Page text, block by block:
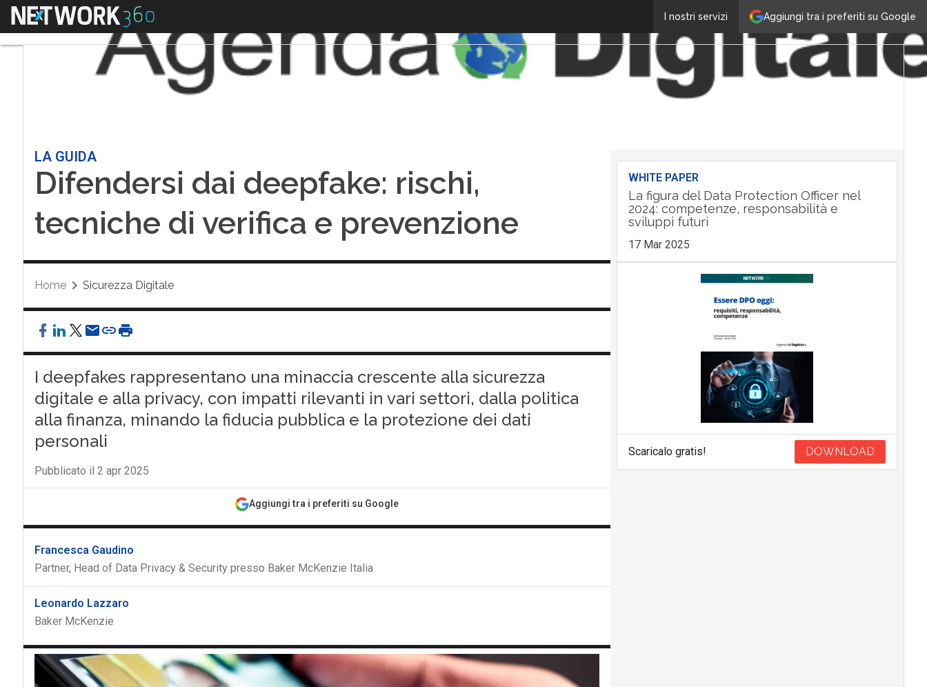
Aggiungi tra i preferiti su Google
I nostri servizi
Menu
LA GUIDA
Difendersi dai deepfake: rischi,
tecniche di verifica e prevenzione
Home Sicurezza Digitale
I deepfakes rappresentano una minaccia crescente alla sicurezza
digitale e alla privacy, con impatti rilevanti in vari settori, dalla politica
alla finanza, minando la fiducia pubblica e la protezione dei dati
personali
Pubblicato il 2 apr 2025
Aggiungi tra i preferiti su Google
Francesca Gaudino
Partner, Head of Data Privacy & Security presso Baker McKenzie Italia
Leonardo Lazzaro
Baker McKenzie
WHITE PAPER
La figura del Data Protection Officer nel
2024: competenze, responsabilità e
sviluppi futuri
17 Mar 2025
Scaricalo gratis! DOWNLOAD